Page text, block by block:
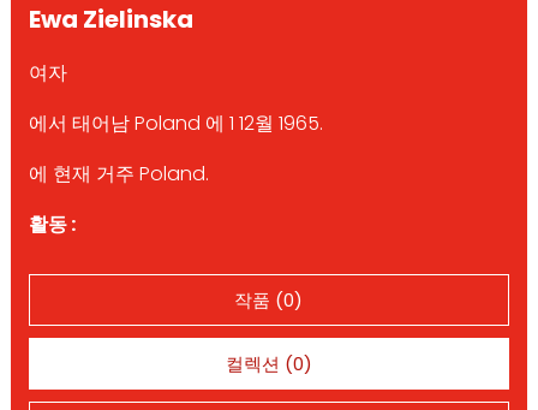
Ewa Zielinska
여자
에서 태어남 Poland 에 1 12월 1965.
에 현재 거주 Poland.
활동 :
작품 (0)
컬렉션 (0)